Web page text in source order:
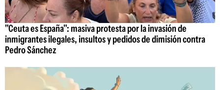
"Ceuta es España": masiva protesta por la invasión de
inmigrantes ilegales, insultos y pedidos de dimisión contra
Pedro Sánchez